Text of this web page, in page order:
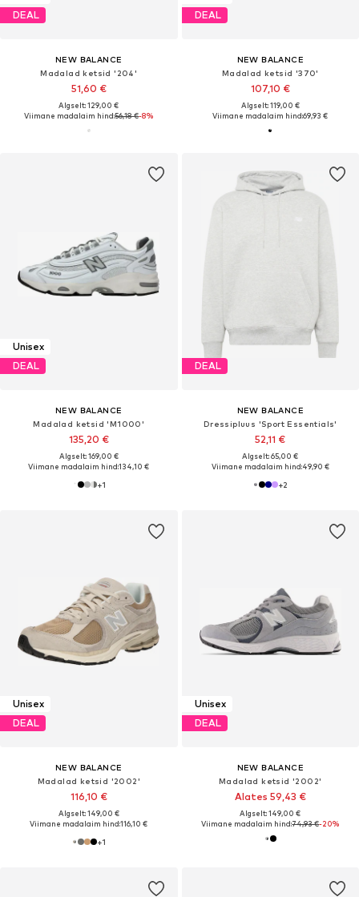
DEAL
NEW BALANCE
Madalad ketsid '204'
51,60 €
Algselt: 129,00 €
Viimane madalaim hind:56,18 €-8%
DEAL
NEW BALANCE
Madalad ketsid '370'
107,10 €
Algselt: 119,00 €
Viimane madalaim hind:69,93 €
Unisex
DEAL
NEW BALANCE
Madalad ketsid 'M1000'
135,20 €
Algselt: 169,00 €
Viimane madalaim hind:134,10 €
+1
DEAL
NEW BALANCE
Dressipluus 'Sport Essentials'
52,11 €
Algselt: 65,00 €
Viimane madalaim hind:49,90 €
+2
Unisex
DEAL
NEW BALANCE
Madalad ketsid '2002'
116,10 €
Algselt: 149,00 €
Viimane madalaim hind:116,10 €
+1
Unisex
DEAL
NEW BALANCE
Madalad ketsid '2002'
Alates 59,43 €
Algselt: 149,00 €
Viimane madalaim hind:74,93 €-20%